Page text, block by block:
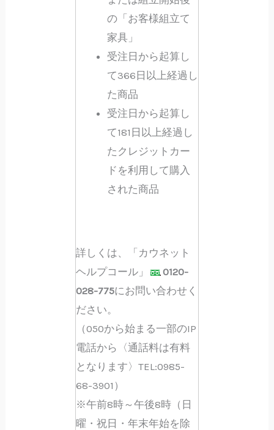
の「お客様組立て
家具」
受注日から起算し
て366日以上経過し
た商品
受注日から起算し
て181日以上経過し
たクレジットカー
ドを利用して購入
された商品
詳しくは、「カウネット
ヘルプコール」
0120-
028-775にお問い合わせく
ださい。
（050から始まる一部のIP
電話から〈通話料は有料
となります〉TEL:0985-
68-3901）
※午前8時～午後8時（日
曜・祝日・年末年始を除